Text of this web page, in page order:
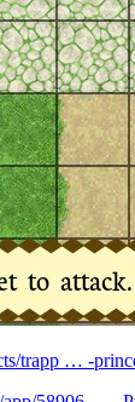
trapp … -